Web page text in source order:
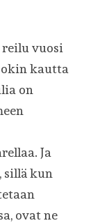
reilu vuosi
kautta
on
Ja
sillä kun
ovat ne